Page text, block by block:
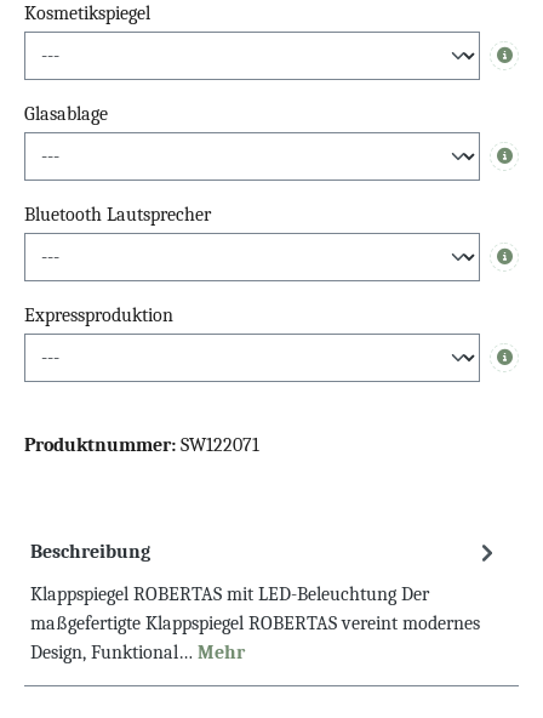
Kosmetikspiegel
Info
Glasablage
Info
Bluetooth Lautsprecher
Info
Expressproduktion
Info
Produktnummer: SW122071
Beschreibung
Klappspiegel ROBERTAS mit LED-Beleuchtung Der
maßgefertigte Klappspiegel ROBERTAS vereint modernes
Design, Funktional… Mehr